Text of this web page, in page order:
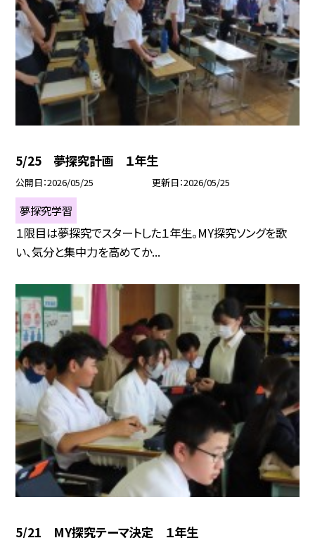
5/25 夢探究計画 １年生
公開日 2026/05/25 更新日 2026/05/25
夢探究学習
１限目は夢探究でスタートした１年生。MY探究ソングを歌
い、気分と集中力を高めてか...
5/21 MY探究テーマ決定 １年生